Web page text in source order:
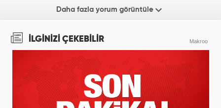
Daha fazla yorum görüntüle
İLGİNİZİ ÇEKEBİLİR Makroo